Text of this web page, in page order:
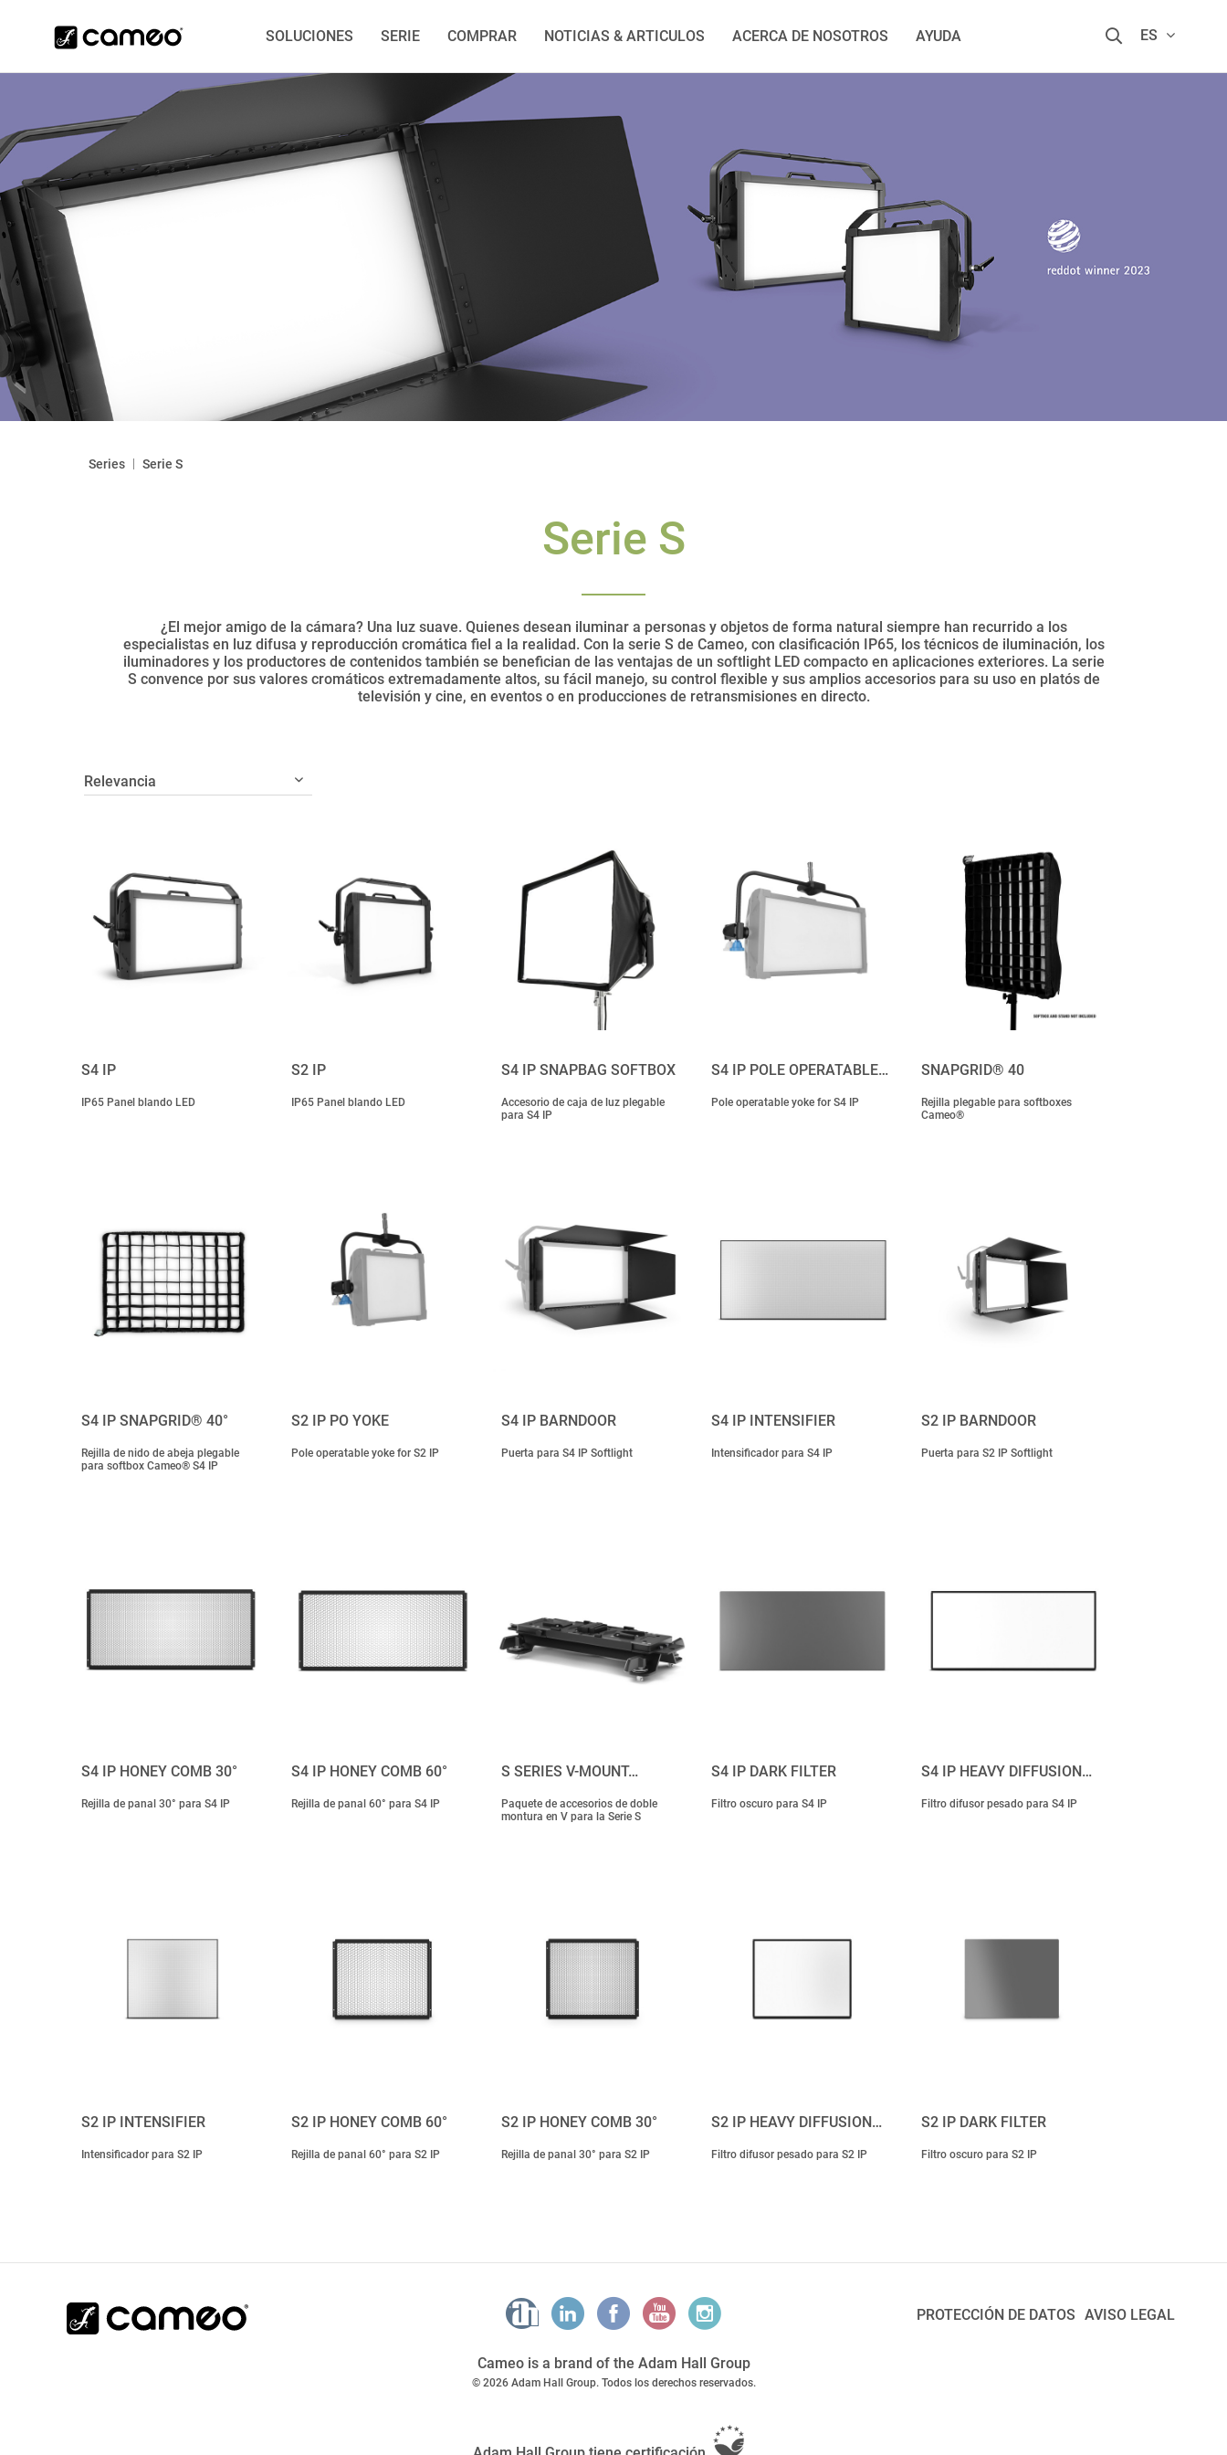
SOLUCIONES SERIE COMPRAR NOTICIAS & ARTICULOS ACERCA DE NOSOTROS AYUDA ES
Series | Serie S
Serie S
¿El mejor amigo de la cámara? Una luz suave. Quienes desean iluminar a personas y objetos de forma natural siempre han recurrido a los
especialistas en luz difusa y reproducción cromática fiel a la realidad. Con la serie S de Cameo, con clasificación IP65, los técnicos de iluminación, los
iluminadores y los productores de contenidos también se benefician de las ventajas de un softlight LED compacto en aplicaciones exteriores. La serie
S convence por sus valores cromáticos extremadamente altos, su fácil manejo, su control flexible y sus amplios accesorios para su uso en platós de
televisión y cine, en eventos o en producciones de retransmisiones en directo.
S4 IP
IP65 Panel blando LED
S2 IP
IP65 Panel blando LED
S4 IP SNAPBAG SOFTBOX
Accesorio de caja de luz plegable
para S4 IP
S4 IP POLE OPERATABLE…
Pole operatable yoke for S4 IP
SNAPGRID® 40
Rejilla plegable para softboxes
Cameo®
S4 IP SNAPGRID® 40°
Rejilla de nido de abeja plegable
para softbox Cameo® S4 IP
S2 IP PO YOKE
Pole operatable yoke for S2 IP
S4 IP BARNDOOR
Puerta para S4 IP Softlight
S4 IP INTENSIFIER
Intensificador para S4 IP
S2 IP BARNDOOR
Puerta para S2 IP Softlight
S4 IP HONEY COMB 30°
Rejilla de panal 30° para S4 IP
S4 IP HONEY COMB 60°
Rejilla de panal 60° para S4 IP
S SERIES V-MOUNT…
Paquete de accesorios de doble
montura en V para la Serie S
S4 IP DARK FILTER
Filtro oscuro para S4 IP
S4 IP HEAVY DIFFUSION…
Filtro difusor pesado para S4 IP
S2 IP INTENSIFIER
Intensificador para S2 IP
S2 IP HONEY COMB 60°
Rejilla de panal 60° para S2 IP
S2 IP HONEY COMB 30°
Rejilla de panal 30° para S2 IP
S2 IP HEAVY DIFFUSION…
Filtro difusor pesado para S2 IP
S2 IP DARK FILTER
Filtro oscuro para S2 IP
PROTECCIÓN DE DATOS AVISO LEGAL
Cameo is a brand of the Adam Hall Group
© 2026 Adam Hall Group. Todos los derechos reservados.